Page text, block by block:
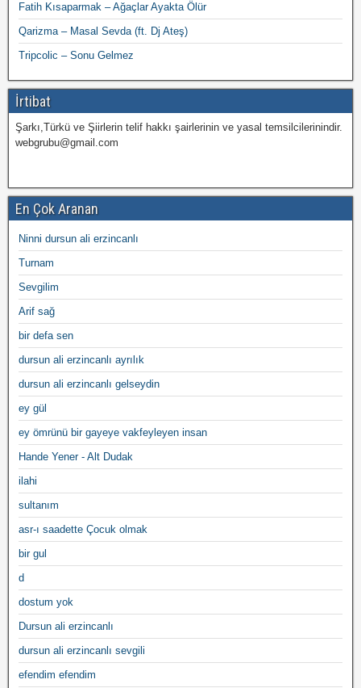
Fatih Kısaparmak – Ağaçlar Ayakta Ölür
Qarizma – Masal Sevda (ft. Dj Ateş)
Tripcolic – Sonu Gelmez
İrtibat
Şarkı,Türkü ve Şiirlerin telif hakkı şairlerinin ve yasal temsilcilerinindir.
webgrubu@gmail.com
En Çok Aranan
Ninni dursun ali erzincanlı
Turnam
Sevgilim
Arif sağ
bir defa sen
dursun ali erzincanlı ayrılık
dursun ali erzincanlı gelseydin
ey gül
ey ömrünü bir gayeye vakfeyleyen insan
Hande Yener - Alt Dudak
ilahi
sultanım
asr-ı saadette Çocuk olmak
bir gul
d
dostum yok
Dursun ali erzincanlı
dursun ali erzincanlı sevgili
efendim efendim